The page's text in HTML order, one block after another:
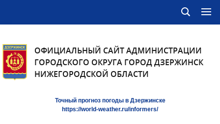
ОФИЦИАЛЬНЫЙ САЙТ АДМИНИСТРАЦИИ
ГОРОДСКОГО ОКРУГА ГОРОД ДЗЕРЖИНСК
НИЖЕГОРОДСКОЙ ОБЛАСТИ
Точный прогноз погоды в Дзержинске
https://world-weather.ru/informers/